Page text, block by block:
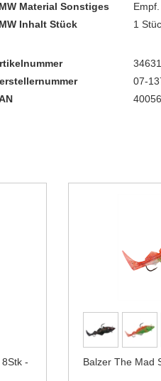
Material Sonstiges
Inhalt Stück
1
07-
-
Balzer The Mad